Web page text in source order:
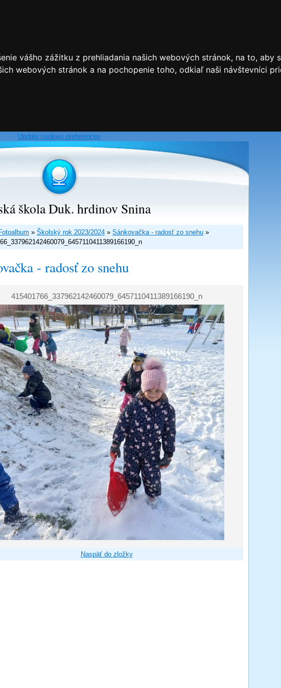
vášho zážitku z prehliadania našich webových stránok, na to, aby
webových stránok a na pochopenie toho, odkiaľ naši návštevníci
Update cookies preferences
škola Duk. hrdinov Snina
» Školský rok 2023/2024 » Sánkovačka - radosť zo snehu »
- radosť zo snehu
415401766_337962142460079_6457110411389166190_n
Naspäť do zložky